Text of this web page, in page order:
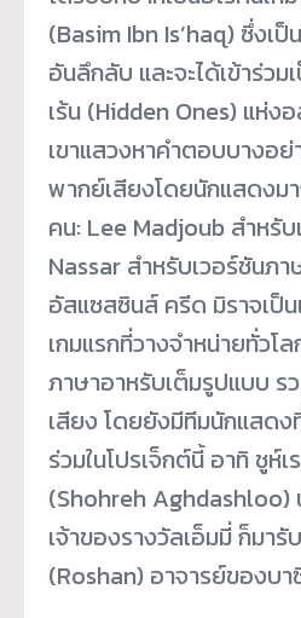
(Basim Ibn Is’haq) ซึ่งเ
อันลึกลับ และจะได้เข้าร่วม
เร้น (Hidden Ones) แห่ง
เขาแสวงหาคำตอบบางอ
พากย์เสียงโดยนักแสดงม
คน: Lee Madjoub สำหรั
Nassar สำหรับเวอร์ชันภ
อัสแซสซินส์ ครีด มิราจเป็
เกมแรกที่วางจำหน่ายทั่วโ
ภาษาอาหรับเต็มรูปแบบ ร
เสียง โดยยังมีทีมนักแสดง
ร่วมในโปรเจ็กต์นี้ อาทิ ชูห์
(Shohreh
เจ้าของรางวัลเอ็มมี่ ก็มารั
(Roshan) อาจารย์ของบา